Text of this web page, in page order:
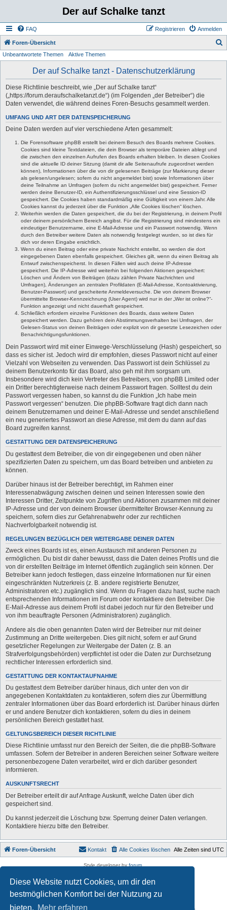
Diese Website nutzt Cookies, um dir den
bestmöglichen Komfort bei der Nutzung zu
bieten. Mehr erfahren
Der auf Schalke tanzt
FAQ Anmelden
Registrieren
Foren-Übersicht
Unbeantwortete Themen Aktive Themen
Der auf Schalke tanzt - Datenschutzerklärung
Diese Richtlinie beschreibt, wie „Der auf Schalke tanzt“
(„https://forum.deraufschalketanzt.de“) (im Folgenden „der Betreiber“) die
Daten verwendet, die während deines Foren-Besuchs gesammelt werden.
UMFANG UND ART DER DATENSPEICHERUNG
Deine Daten werden auf vier verschiedene Arten gesammelt:
Die Forensoftware phpBB erstellt bei deinem Besuch des Boards mehrere Cookies.
Cookies sind kleine Textdateien, die dein Browser als temporäre Dateien ablegt und
die zwischen den einzelnen Aufrufen des Boards erhalten bleiben. In diesen Cookies
sind die aktuelle ID deiner Sitzung (damit dir alle Seitenaufrufe zugeordnet werden
können), Informationen über die von dir gelesenen Beiträge (zur Markierung dieser
als gelesen/ungelesen; sofern du nicht angemeldet bist) sowie Informationen über
deine Teilnahme an Umfragen (sofern du nicht angemeldet bist) gespeichert. Ferner
werden deine Benutzer-ID, ein Authentifizierungsschlüssel und eine Session-ID
gespeichert. Die Cookies haben standardmäßig eine Gültigkeit von einem Jahr. Alle
Cookies kannst du jederzeit über die Funktion „Alle Cookies löschen“ löschen.
Weiterhin werden die Daten gespeichert, die du bei der Registrierung, in deinem Profil
oder deinem persönlichem Bereich angibst. Für die Registrierung sind mindestens ein
eindeutiger Benutzername, eine E-Mail-Adresse und ein Passwort notwendig. Wenn
durch den Betreiber weitere Daten als notwendig festgelegt wurden, so ist dies für
dich vor deren Eingabe ersichtlich.
Wenn du einen Beitrag oder eine private Nachricht erstellst, so werden die dort
eingegebenen Daten ebenfalls gespeichert. Gleiches gilt, wenn du einen Beitrag als
Entwurf zwischenspeicherst. In diesen Fällen wird auch deine IP-Adresse
gespeichert. Die IP-Adresse wird weiterhin bei folgenden Aktionen gespeichert:
Löschen und Ändern von Beiträgen (dazu zählen Private Nachrichten und
Umfragen), Änderungen an zentralen Profildaten (E-Mail-Adresse, Kontoaktivierung,
Benutzer-Passwort) und gescheiterte Anmeldeversuche. Die von deinem Browser
übermittelte Browser-Kennzeichnung (User Agent) wird nur in der „Wer ist online?“-
Funktion angezeigt und nicht dauerhaft gespeichert.
Schließlich erfordern einzelne Funktionen des Boards, dass weitere Daten
gespeichert werden. Dazu gehören dein Abstimmungsverhalten bei Umfragen, der
Gelesen-Status von deinen Beiträgen oder explizit von dir gesetzte Lesezeichen oder
Benachrichtigungsfunktionen.
Dein Passwort wird mit einer Einwege-Verschlüsselung (Hash) gespeichert, so
dass es sicher ist. Jedoch wird dir empfohlen, dieses Passwort nicht auf einer
Vielzahl von Webseiten zu verwenden. Das Passwort ist dein Schlüssel zu
deinem Benutzerkonto für das Board, also geh mit ihm sorgsam um.
Insbesondere wird dich kein Vertreter des Betreibers, von phpBB Limited oder
ein Dritter berechtigterweise nach deinem Passwort fragen. Solltest du dein
Passwort vergessen haben, so kannst du die Funktion „Ich habe mein
Passwort vergessen“ benutzen. Die phpBB-Software fragt dich dann nach
deinem Benutzernamen und deiner E-Mail-Adresse und sendet anschließend
ein neu generiertes Passwort an diese Adresse, mit dem du dann auf das
Board zugreifen kannst.
GESTATTUNG DER DATENSPEICHERUNG
Du gestattest dem Betreiber, die von dir eingegebenen und oben näher
spezifizierten Daten zu speichern, um das Board betreiben und anbieten zu
können.
Darüber hinaus ist der Betreiber berechtigt, im Rahmen einer
Interessenabwägung zwischen deinen und seinen Interessen sowie den
Interessen Dritter, Zeitpunkte von Zugriffen und Aktionen zusammen mit deiner
IP-Adresse und der von deinem Browser übermittelter Browser-Kennung zu
speichern, sofern dies zur Gefahrenabwehr oder zur rechtlichen
Nachverfolgbarkeit notwendig ist.
REGELUNGEN BEZÜGLICH DER WEITERGABE DEINER DATEN
Zweck eines Boards ist es, einen Austausch mit anderen Personen zu
ermöglichen. Du bist dir daher bewusst, dass die Daten deines Profils und die
von dir erstellten Beiträge im Internet öffentlich zugänglich sein können. Der
Betreiber kann jedoch festlegen, dass einzelne Informationen nur für einen
eingeschränkten Nutzerkreis (z. B. andere registrierte Benutzer,
Administratoren etc.) zugänglich sind. Wenn du Fragen dazu hast, suche nach
entsprechenden Informationen im Forum oder kontaktiere den Betreiber. Die
E-Mail-Adresse aus deinem Profil ist dabei jedoch nur für den Betreiber und
von ihm beauftragte Personen (Administratoren) zugänglich.
Andere als die oben genannten Daten wird der Betreiber nur mit deiner
Zustimmung an Dritte weitergeben. Dies gilt nicht, sofern er auf Grund
gesetzlicher Regelungen zur Weitergabe der Daten (z. B. an
Strafverfolgungsbehörden) verpflichtet ist oder die Daten zur Durchsetzung
rechtlicher Interessen erforderlich sind.
GESTATTUNG DER KONTAKTAUFNAHME
Du gestattest dem Betreiber darüber hinaus, dich unter den von dir
angegebenen Kontaktdaten zu kontaktieren, sofern dies zur Übermittlung
zentraler Informationen über das Board erforderlich ist. Darüber hinaus dürfen
er und andere Benutzer dich kontaktieren, sofern du dies in deinem
persönlichen Bereich gestattet hast.
GELTUNGSBEREICH DIESER RICHTLINIE
Diese Richtlinie umfasst nur den Bereich der Seiten, die die phpBB-Software
umfassen. Sofern der Betreiber in anderen Bereichen seiner Software weitere
personenbezogene Daten verarbeitet, wird er dich darüber gesondert
informieren.
AUSKUNFTSRECHT
Der Betreiber erteilt dir auf Anfrage Auskunft, welche Daten über dich
gespeichert sind.
Du kannst jederzeit die Löschung bzw. Sperrung deiner Daten verlangen.
Kontaktiere hierzu bitte den Betreiber.
Foren-Übersicht Alle Zeiten sind UTC
Alle Cookies löschen
Kontakt
Style developer by forum
Deutsche Übersetzung durchphpBB.de
Datenschutz
Nutzungsbedingungen